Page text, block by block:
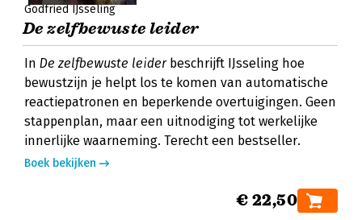
Godfried IJsseling
De zelfbewuste leider
In De zelfbewuste leiderbeschrijft IJsseling hoe
bewustzijn je helpt los te komen van automatische
reactiepatronen en beperkende overtuigingen. Geen
stappenplan, maar een uitnodiging tot werkelijke
innerlijke waarneming. Terecht een bestseller.
Boek bekijken
€ 22,50